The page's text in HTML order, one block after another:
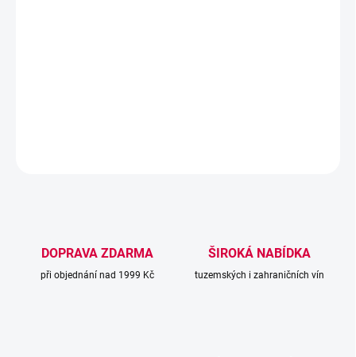
DOPRAVA ZDARMA
při objednání nad 1999 Kč
ŠIROKÁ NABÍDKA
tuzemských i zahraničních vín